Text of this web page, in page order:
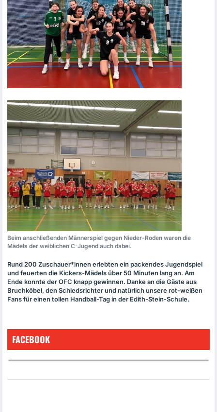
Beim anschließenden Männerspiel gegen Nieder-Roden waren die
Mädels der weiblichen C-Jugend auch dabei.
Rund 200 Zuschauer*innen erlebten ein packendes Jugendspiel
und feuerten die Kickers-Mädels über 50 Minuten lang an. Am
Ende konnte derOFC knapp gewinnen. Danke an die Gäste aus
Bruchköbel, den Schiedsrichter und natürlich unsere rot-weißen
Fans für einen tollen Handball-Tag in der Edith-Stein-Schule.
FACEBOOK